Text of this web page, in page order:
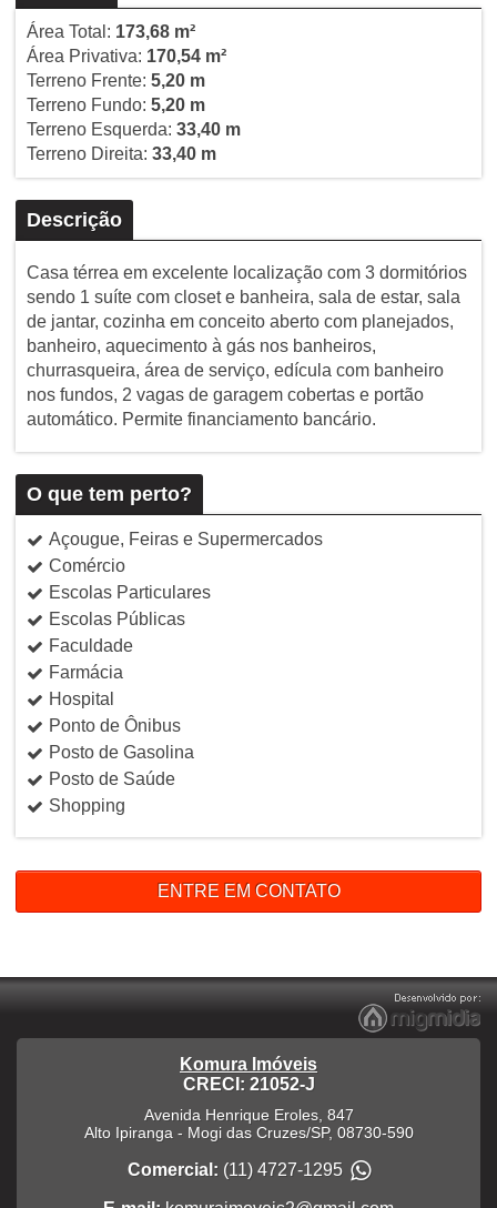
Área Total: 173,68 m²
Área Privativa: 170,54 m²
Terreno Frente: 5,20 m
Terreno Fundo: 5,20 m
Terreno Esquerda: 33,40 m
Terreno Direita: 33,40 m
Descrição
Casa térrea em excelente localização com 3 dormitórios
sendo 1 suíte com closet e banheira, sala de estar, sala
de jantar, cozinha em conceito aberto com planejados,
banheiro, aquecimento à gás nos banheiros,
churrasqueira, área de serviço, edícula com banheiro
nos fundos, 2 vagas de garagem cobertas e portão
automático. Permite financiamento bancário.
O que tem perto?
Açougue, Feiras e Supermercados
Comércio
Escolas Particulares
Escolas Públicas
Faculdade
Farmácia
Hospital
Ponto de Ônibus
Posto de Gasolina
Posto de Saúde
Shopping
ENTRE EM CONTATO
Komura Imóveis
CRECI: 21052-J
Avenida Henrique Eroles, 847
Alto Ipiranga - Mogi das Cruzes/SP, 08730-590
Comercial: (11) 4727-1295